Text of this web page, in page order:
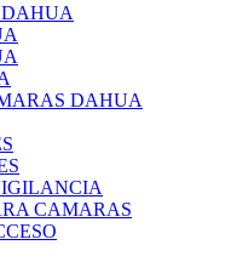
DAHUA
CAMARAS